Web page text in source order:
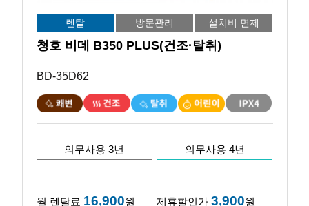
렌탈 방문관리 설치비 면제
청호 비데 B350 PLUS(건조·탈취)
BD-35D62
의무사용 3년 의무사용 4년
월 렌탈료 16,900원 제휴할인가3,900원